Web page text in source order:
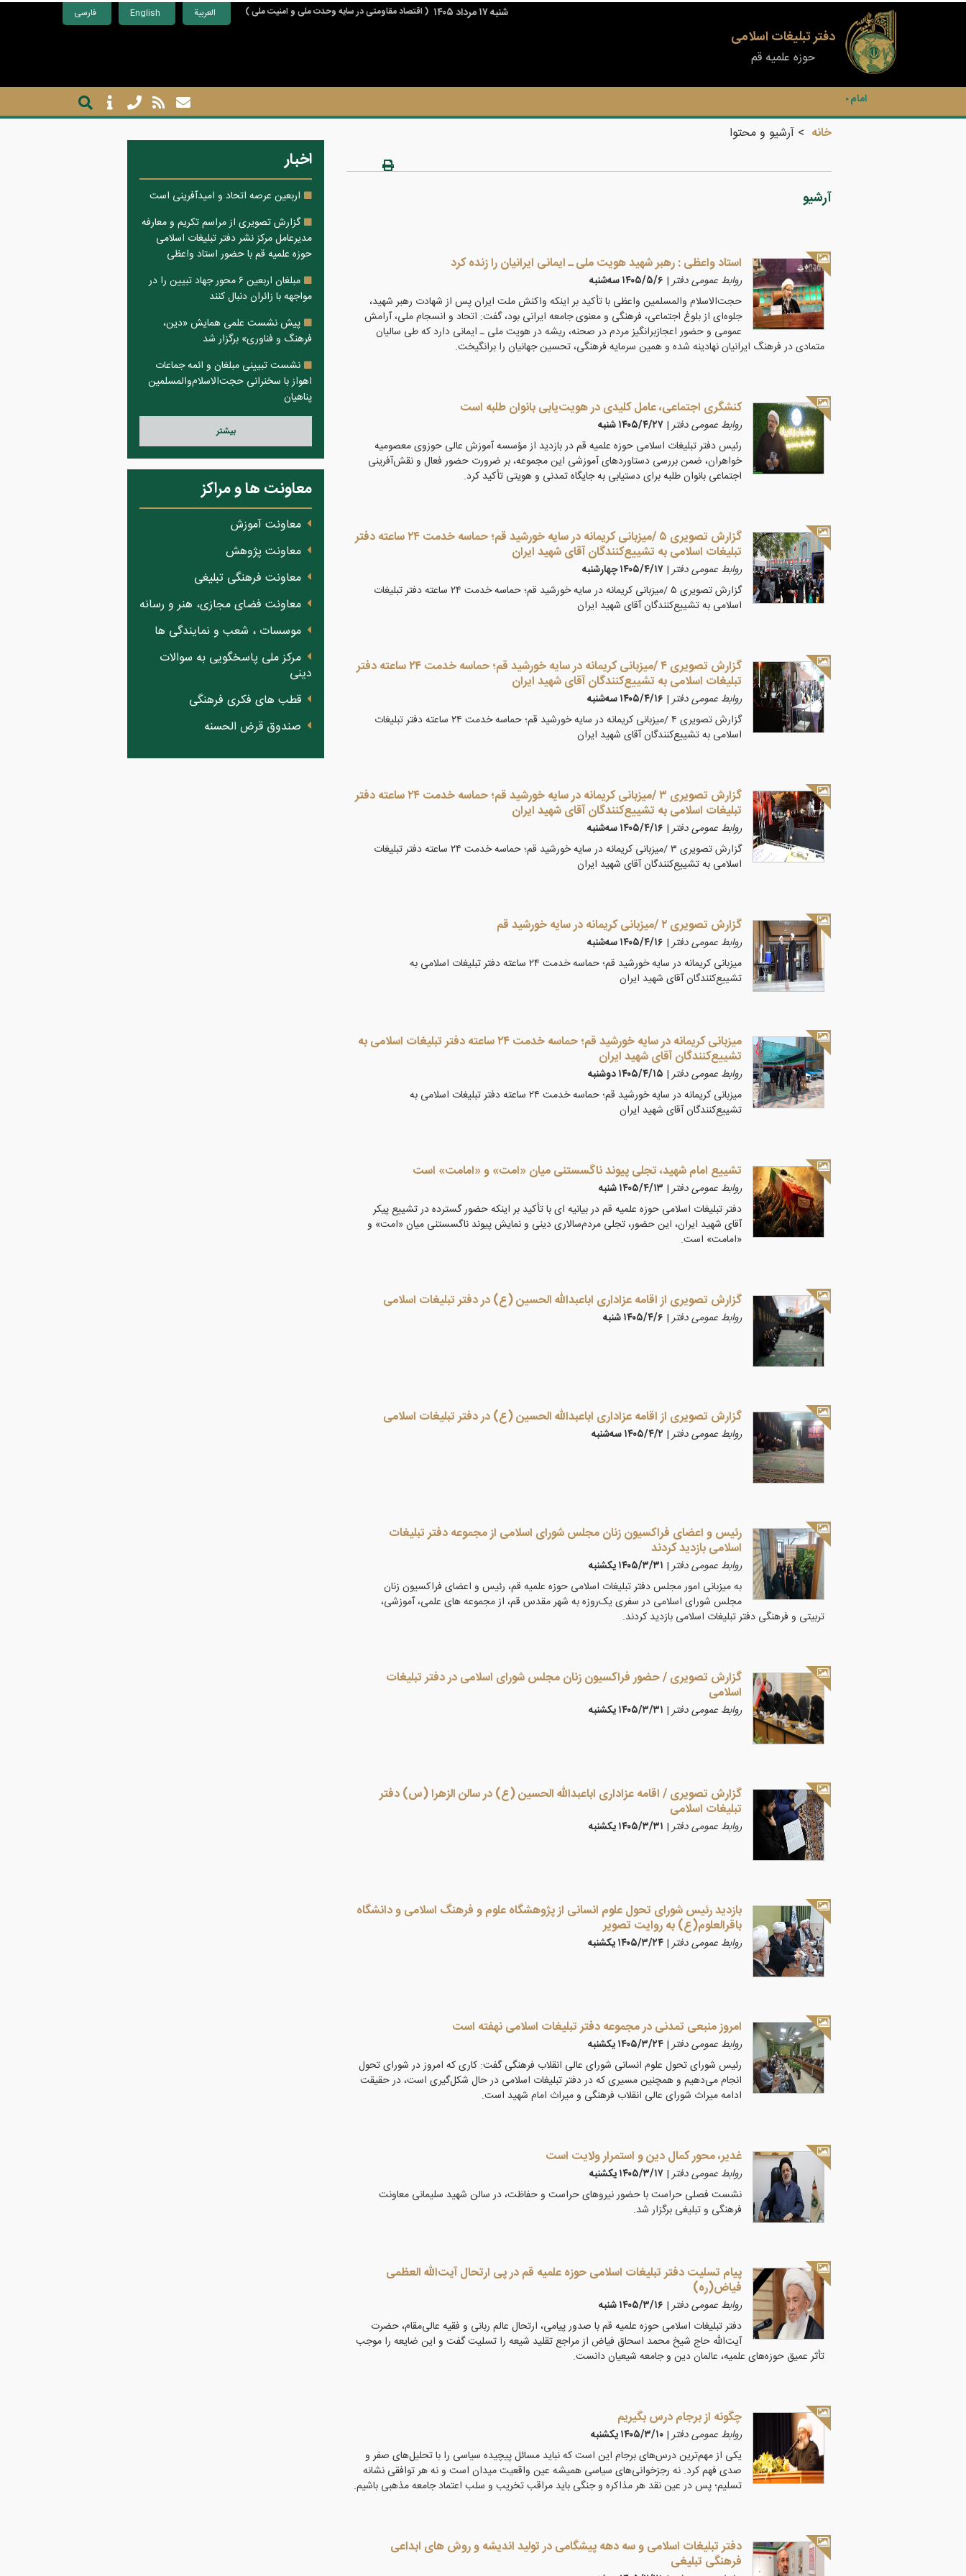
فارسی English العربية شنبه ۱۷ مرداد ۱۴۰۵ ( اقتصاد مقاومتی در سایه وحدت ملی و امنیت ملی )
دفتر تبلیغات اسلامی
حوزه علمیه قم
امام خمینی (ره) :
خانه آرشیو و محتوا
آرشیو
استاد واعظی : رهبر شهید هویت ملی ـ ایمانی ایرانیان را زنده کرد
روابط عمومی دفتر| ۱۴۰۵/۵/۶ سه‌شنبه
حجت‌الاسلام والمسلمین واعظی با تأکید بر اینکه واکنش ملت ایران پس از شهادت رهبر شهید،
جلوه‌ای از بلوغ اجتماعی، فرهنگی و معنوی جامعه ایرانی بود، گفت: اتحاد و انسجام ملی، آرامش
عمومی و حضور اعجازبرانگیز مردم در صحنه، ریشه در هویت ملی ـ ایمانی دارد که طی سالیان
متمادی در فرهنگ ایرانیان نهادینه شده و همین سرمایه فرهنگی، تحسین جهانیان را برانگیخت.
کنشگری اجتماعی، عامل کلیدی در هویت‌یابی بانوان طلبه است
روابط عمومی دفتر| ۱۴۰۵/۴/۲۷ شنبه
رئیس دفتر تبلیغات اسلامی حوزه علمیه قم در بازدید از مؤسسه آموزش عالی حوزوی معصومیه
خواهران، ضمن بررسی دستاوردهای آموزشی این مجموعه، بر ضرورت حضور فعال و نقش‌آفرینی
اجتماعی بانوان طلبه برای دستیابی به جایگاه تمدنی و هویتی تأکید کرد.
گزارش تصویری ۵ /میزبانی کریمانه در سایه خورشید قم؛ حماسه خدمت ۲۴ ساعته دفتر
تبلیغات اسلامی به تشییع‌کنندگان آقای شهید ایران
روابط عمومی دفتر| ۱۴۰۵/۴/۱۷ چهارشنبه
گزارش تصویری ۵ /میزبانی کریمانه در سایه خورشید قم؛ حماسه خدمت ۲۴ ساعته دفتر تبلیغات
اسلامی به تشییع‌کنندگان آقای شهید ایران
گزارش تصویری ۴ /میزبانی کریمانه در سایه خورشید قم؛ حماسه خدمت ۲۴ ساعته دفتر
تبلیغات اسلامی به تشییع‌کنندگان آقای شهید ایران
روابط عمومی دفتر| ۱۴۰۵/۴/۱۶ سه‌شنبه
گزارش تصویری ۴ /میزبانی کریمانه در سایه خورشید قم؛ حماسه خدمت ۲۴ ساعته دفتر تبلیغات
اسلامی به تشییع‌کنندگان آقای شهید ایران
گزارش تصویری ۳ /میزبانی کریمانه در سایه خورشید قم؛ حماسه خدمت ۲۴ ساعته دفتر
تبلیغات اسلامی به تشییع‌کنندگان آقای شهید ایران
روابط عمومی دفتر| ۱۴۰۵/۴/۱۶ سه‌شنبه
گزارش تصویری ۳ /میزبانی کریمانه در سایه خورشید قم؛ حماسه خدمت ۲۴ ساعته دفتر تبلیغات
اسلامی به تشییع‌کنندگان آقای شهید ایران
گزارش تصویری ۲ /میزبانی کریمانه در سایه خورشید قم
روابط عمومی دفتر| ۱۴۰۵/۴/۱۶ سه‌شنبه
میزبانی کریمانه در سایه خورشید قم؛ حماسه خدمت ۲۴ ساعته دفتر تبلیغات اسلامی به
تشییع‌کنندگان آقای شهید ایران
میزبانی کریمانه در سایه خورشید قم؛ حماسه خدمت ۲۴ ساعته دفتر تبلیغات اسلامی به
تشییع‌کنندگان آقای شهید ایران
روابط عمومی دفتر| ۱۴۰۵/۴/۱۵ دوشنبه
میزبانی کریمانه در سایه خورشید قم؛ حماسه خدمت ۲۴ ساعته دفتر تبلیغات اسلامی به
تشییع‌کنندگان آقای شهید ایران
تشییع امام شهید، تجلی پیوند ناگسستنی میان «امت» و «امامت» است
روابط عمومی دفتر| ۱۴۰۵/۴/۱۳ شنبه
دفتر تبلیغات اسلامی حوزه علمیه قم در بیانیه ای با تأکید بر اینکه حضور گسترده در تشییع پیکر
آقای شهید ایران، این حضور، تجلی مردم‌سالاری دینی و نمایش پیوند ناگسستنی میان «امت» و
«امامت» است.
گزارش تصویری از اقامه عزاداری اباعبدالله الحسین (ع) در دفتر تبلیغات اسلامی
روابط عمومی دفتر| ۱۴۰۵/۴/۶ شنبه
گزارش تصویری از اقامه عزاداری اباعبدالله الحسین (ع) در دفتر تبلیغات اسلامی
روابط عمومی دفتر| ۱۴۰۵/۴/۲ سه‌شنبه
رئیس و اعضای فراکسیون زنان مجلس شورای اسلامی از مجموعه دفتر تبلیغات
اسلامی بازدید کردند
روابط عمومی دفتر| ۱۴۰۵/۳/۳۱ يكشنبه
به میزبانی امور مجلس دفتر تبلیغات اسلامی حوزه علمیه قم، رئیس و اعضای فراکسیون زنان
مجلس شورای اسلامی در سفری یک‌روزه به شهر مقدس قم، از مجموعه های علمی، آموزشی،
تربیتی و فرهنگی دفتر تبلیغات اسلامی بازدید کردند.
گزارش تصویری / حضور فراکسیون زنان مجلس شورای اسلامی در دفتر تبلیغات
اسلامی
روابط عمومی دفتر| ۱۴۰۵/۳/۳۱ يكشنبه
گزارش تصویری / اقامه عزاداری اباعبدالله الحسین (ع) در سالن الزهرا (س) دفتر
تبلیغات اسلامی
روابط عمومی دفتر| ۱۴۰۵/۳/۳۱ يكشنبه
بازدید رئیس شورای تحول علوم انسانی از پژوهشگاه علوم و فرهنگ اسلامی و دانشگاه
باقرالعلوم(ع) به روایت تصویر
روابط عمومی دفتر| ۱۴۰۵/۳/۲۴ يكشنبه
امروز منبعی تمدنی در مجموعه دفتر تبلیغات اسلامی نهفته است
روابط عمومی دفتر| ۱۴۰۵/۳/۲۴ يكشنبه
رئیس شورای تحول علوم انسانی شورای عالی انقلاب فرهنگی گفت: کاری که امروز در شورای تحول
انجام می‌دهیم و همچنین مسیری که در دفتر تبلیغات اسلامی در حال شکل‌گیری است، در حقیقت
ادامه میراث شورای عالی انقلاب فرهنگی و میراث امام شهید است.
غدیر، محور کمال دین و استمرار ولایت است
روابط عمومی دفتر| ۱۴۰۵/۳/۱۷ يكشنبه
نشست فصلی حراست با حضور نیروهای حراست و حفاظت، در سالن شهید سلیمانی معاونت
فرهنگی و تبلیغی برگزار شد.
پیام تسلیت دفتر تبلیغات اسلامی حوزه علمیه قم در پی ارتحال آیت‌الله العظمی
فیاض(ره)
روابط عمومی دفتر| ۱۴۰۵/۳/۱۶ شنبه
دفتر تبلیغات اسلامی حوزه علمیه قم با صدور پیامی، ارتحال عالم ربانی و فقیه عالی‌مقام، حضرت
آیت‌الله حاج شیخ محمد اسحاق فیاض از مراجع تقلید شیعه را تسلیت گفت و این ضایعه را موجب
تأثر عمیق حوزه‌های علمیه، عالمان دین و جامعه شیعیان دانست.
چگونه از برجام درس بگیریم
روابط عمومی دفتر| ۱۴۰۵/۳/۱۰ يكشنبه
یکی از مهم‌ترین درس‌های برجام این است که نباید مسائل پیچیده سیاسی را با تحلیل‌های صفر و
صدی فهم کرد. نه رجزخوانی‌های سیاسی همیشه عین واقعیت میدان است و نه هر توافقی نشانه
تسلیم؛ پس در عین نقد هر مذاکره و جنگی باید مراقب تخریب و سلب اعتماد جامعه مذهبی باشیم.
دفتر تبلیغات اسلامی و سه دهه پیشگامی در تولید اندیشه و روش های ابداعی
فرهنگی تبلیغی
اخبار
اربعین عرصه اتحاد و امیدآفرینی است
گزارش تصویری از مراسم تکریم و معارفه
مدیرعامل مرکز نشر دفتر تبلیغات اسلامی
حوزه علمیه قم با حضور استاد واعظی
مبلغان اربعین ۶ محور جهاد تبیین را در
مواجهه با زائران دنبال کنند
پیش نشست علمی همایش «دین،
فرهنگ و فناوری» برگزار شد
نشست تبیینی مبلغان و ائمه جماعات
اهواز با سخنرانی حجت‌الاسلام‌والمسلمین
پناهیان
بيشتر
معاونت ها و مراکز
معاونت آموزش
معاونت پژوهش
معاونت فرهنگی تبلیغی
معاونت فضای مجازی، هنر و رسانه
موسسات ، شعب و نمایندگی ها
مرکز ملی پاسخگویی به سوالات
دینی
قطب های فکری فرهنگی
صندوق قرض الحسنه